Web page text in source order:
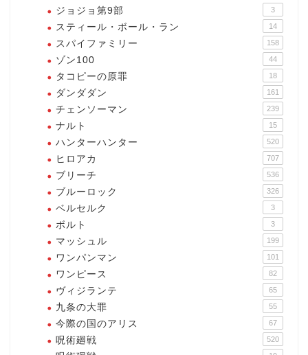
ジョジョ第9部 3
スティール・ボール・ラン 14
スパイファミリー 158
ゾン100 44
タコピーの原罪 18
ダンダダン 161
チェンソーマン 239
ナルト 15
ハンターハンター 520
ヒロアカ 707
ブリーチ 536
ブルーロック 326
ベルセルク 3
ボルト 3
マッシュル 199
ワンパンマン 101
ワンピース 82
ヴィジランテ 65
九条の大罪 55
今際の国のアリス 67
呪術廻戦 520